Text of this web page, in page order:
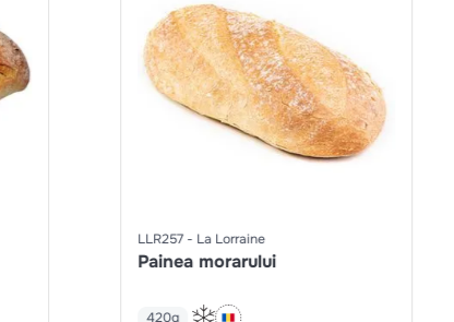
LLR257 La Lorraine
Painea morarului
420g